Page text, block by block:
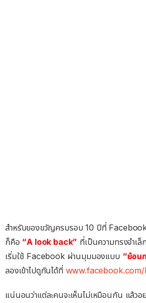
สำหรับของขวัญครบรอบ 10 ปีที่
ก็คือ “A look back” ที่เป็นความทรงจำเ
เริ่มใช้ Facebook ผ่านมุมมองแบบ “ย้อน
ลองเข้าไปดูกันได้ที่
แน่นอนว่าแต่ละคนจะเห็นไม่เหมือนกัน แล้วอย่